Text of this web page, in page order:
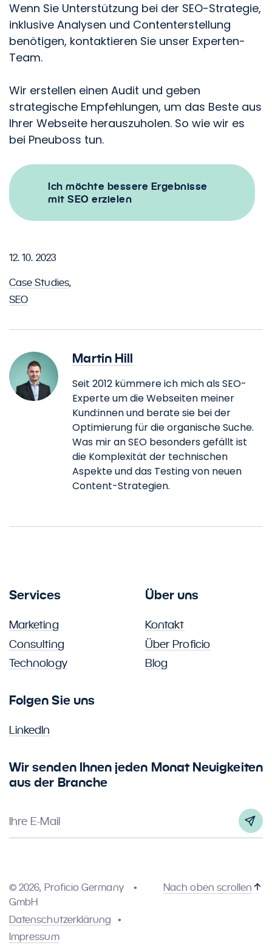
Wenn Sie Unterstützung bei der SEO-Strategie,
inklusive Analysen und Contenterstellung
benötigen, kontaktieren Sie unser Experten-
Team.
Wir erstellen einen Audit und geben
strategische Empfehlungen, um das Beste aus
Ihrer Webseite herauszuholen. So wie wir es
bei Pneuboss tun.
Ich möchte bessere Ergebnisse
mit SEO erzielen
Case Studies,
SEO
12. 10. 2023
Martin Hill
Seit 2012 kümmere ich mich als SEO-
Experte um die Webseiten meiner
Kund:innen und berate sie bei der
Optimierung für die organische Suche.
Was mir an SEO besonders gefällt ist
die Komplexität der technischen
Aspekte und das Testing von neuen
Content-Strategien.
Services
Marketing
Consulting
Technology
Über uns
Kontakt
Über Proficio
Blog
Folgen Sie uns
LinkedIn
Wir senden Ihnen jeden Monat Neuigkeiten
aus der Branche
Ihre E-Mail
© 2026, Proficio Germany
GmbH
Datenschutzerklärung
Impressum
Nach oben scrollen